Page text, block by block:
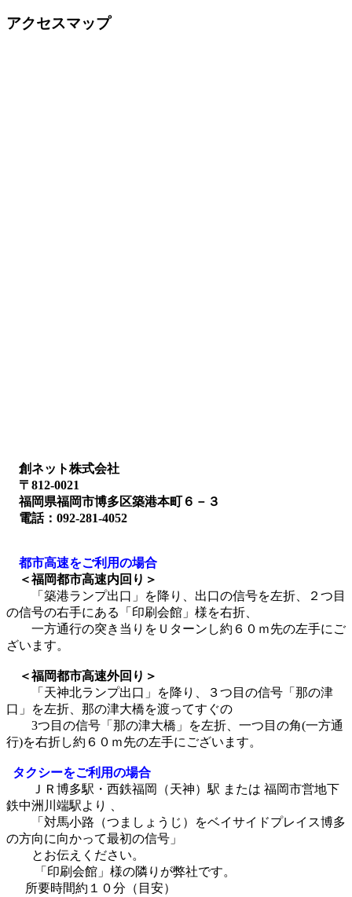
アクセスマップ
創ネット株式会社
〒812-0021
福岡県福岡市博多区築港本町６－３
電話：092-281-4052
都市高速をご利用の場合
＜福岡都市高速内回り＞
「築港ランプ出口」を降り、出口の信号を左折、２つ目
の信号の右手にある「印刷会館」様を右折、
一方通行の突き当りをＵターンし約６０ｍ先の左手にご
ざいます。
＜福岡都市高速外回り＞
「天神北ランプ出口」を降り、３つ目の信号「那の津
口」を左折、那の津大橋を渡ってすぐの
3つ目の信号「那の津大橋」を左折、一つ目の角(一方通
行)を右折し約６０ｍ先の左手にございます。
タクシーをご利用の場合
ＪＲ博多駅・西鉄福岡（天神）駅 または 福岡市営地下
鉄中洲川端駅より 、
「対馬小路（つましょうじ）をベイサイドプレイス博多
の方向に向かって最初の信号」
とお伝えください。
「印刷会館」様の隣りが弊社です。
所要時間約１０分（目安）